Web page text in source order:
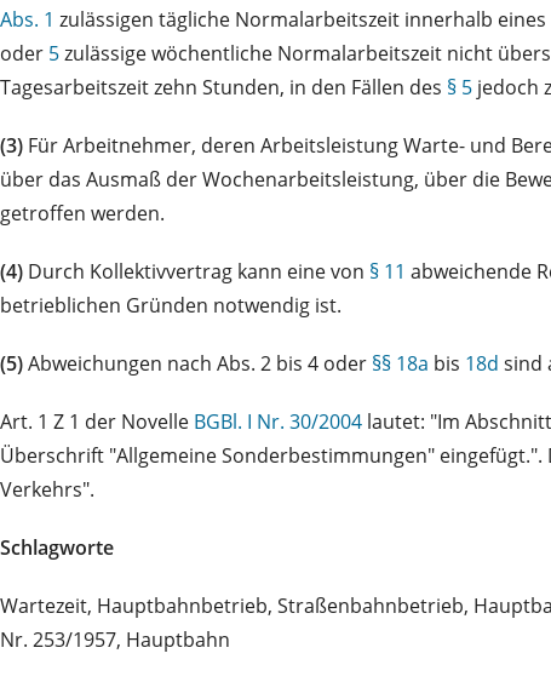
Abs. 1 zulässigen tägliche Normalarbeitszeit innerhalb
oder 5zulässige wöchentliche Normalarbeitszeit nicht
Tagesarbeitszeit zehn Stunden, in den Fällen des § 5 jedoch
(3) Für Arbeitnehmer, deren Arbeitsleistung Warte- und
über das Ausmaß der Wochenarbeitsleistung, über die
getroffen werden.
(4) Durch Kollektivvertrag kann eine von § 11 abweichende
betrieblichen Gründen notwendig ist.
(5)Abweichungen nach Abs. 2 bis 4 oder §§ 18a bis 18d sind
Art. 1 Z 1 der Novelle BGBl. I Nr. 30/2004 lautet: "Im
Überschrift "Allgemeine Sonderbestimmungen"
Verkehrs".
Schlagworte
Wartezeit, Hauptbahnbetrieb, Straßenbahnbetrieb,
Nr. 253/1957, Hauptbahn